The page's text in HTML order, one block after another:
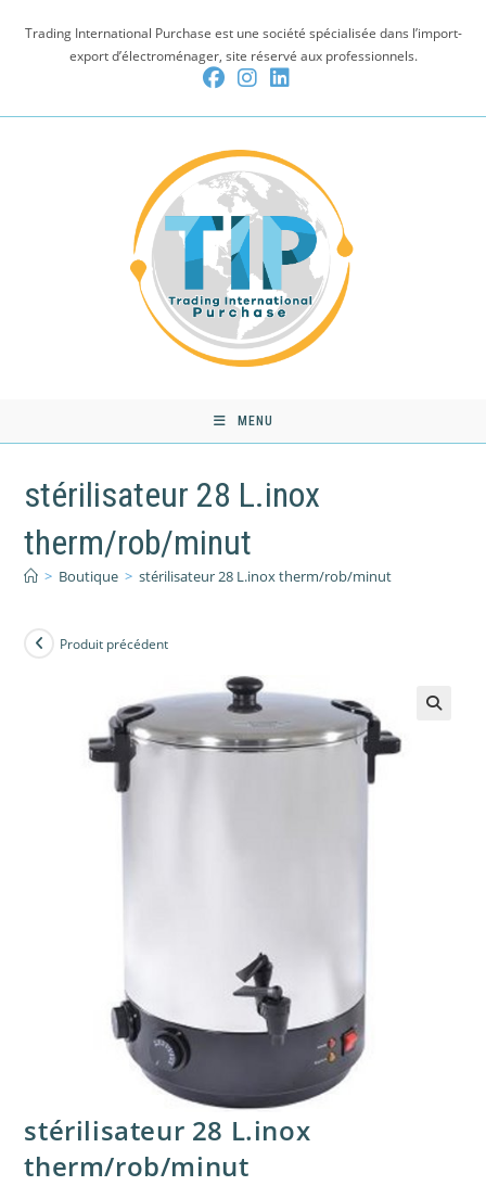
Trading International Purchase est une société spécialisée dans l’import-
export d’électroménager, site réservé aux professionnels.
MENU
stérilisateur 28 L.inox
therm/rob/minut
> Boutique > stérilisateur 28 L.inox therm/rob/minut
Produit précédent
stérilisateur 28 L.inox
therm/rob/minut